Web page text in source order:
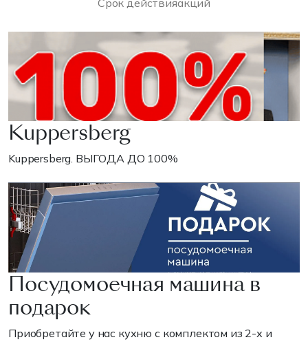
Срок действияакций
Kuppersberg
Kuppersberg. ВЫГОДА ДО 100%
Посудомоечная машина в
подарок
Приобретайте у нас кухню с комплектом из 2-х и